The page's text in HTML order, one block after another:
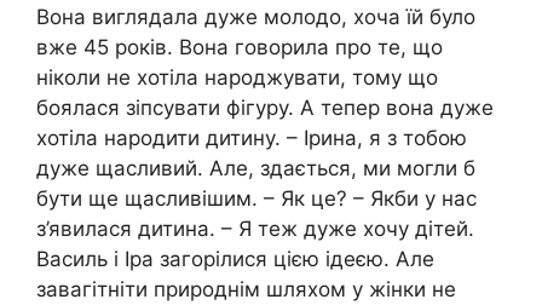
Вона виглядала дуже молодо, хоча їй було
вже 45 років. Вона говорила про те, що
ніколи не хотіла народжувати, тому що
боялася зіпсувати фігуру. А тепер вона дуже
хотіла народити дитину. – Ірина, я з тобою
дуже щасливий. Але, здається, ми могли б
бути ще щасливішим. – Як це? – Якби у нас
з’явилася дитина. – Я теж дуже хочу дітей.
Василь і Іра загорілися цією ідеєю. Але
завагітніти природнім шляхом у жінки не